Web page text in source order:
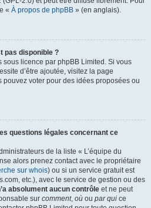
« À propos de phpBB » (en anglais).
pas disponible ?
licence par phpBB Limited. Si vous
d’être ajoutée, visitez la page
pouvez voter pour des idées proposées ou
questions légales concernant ce
de la liste « L’équipe du
alors prenez contact avec le propriétaire
sur whois) ou si un service gratuit est
etc.), avec le service de gestion ou des
absolument aucun contrôle et ne peut
sur comment, où ou par qui ce